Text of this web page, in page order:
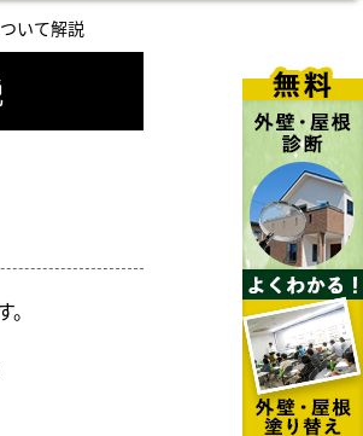
いて解説